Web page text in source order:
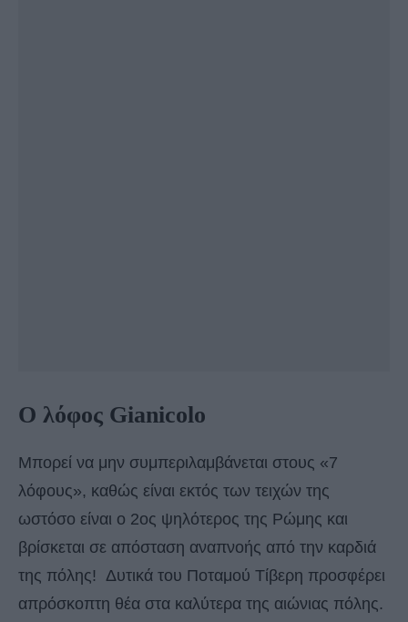
Ο λόφος Gianicolo
Μπορεί να μην συμπεριλαμβάνεται στους «7
λόφους», καθώς είναι εκτός των τειχών της
ωστόσο είναι ο 2ος ψηλότερος της Ρώμης και
βρίσκεται σε απόσταση αναπνοής από την καρδιά
της πόλης! Δυτικά του Ποταμού Τίβερη προσφέρει
απρόσκοπτη θέα στα καλύτερα της αιώνιας πόλης.